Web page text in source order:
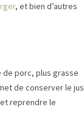
, et bien d’autres
de porc, plus grasse
de conserver le jus
reprendre le